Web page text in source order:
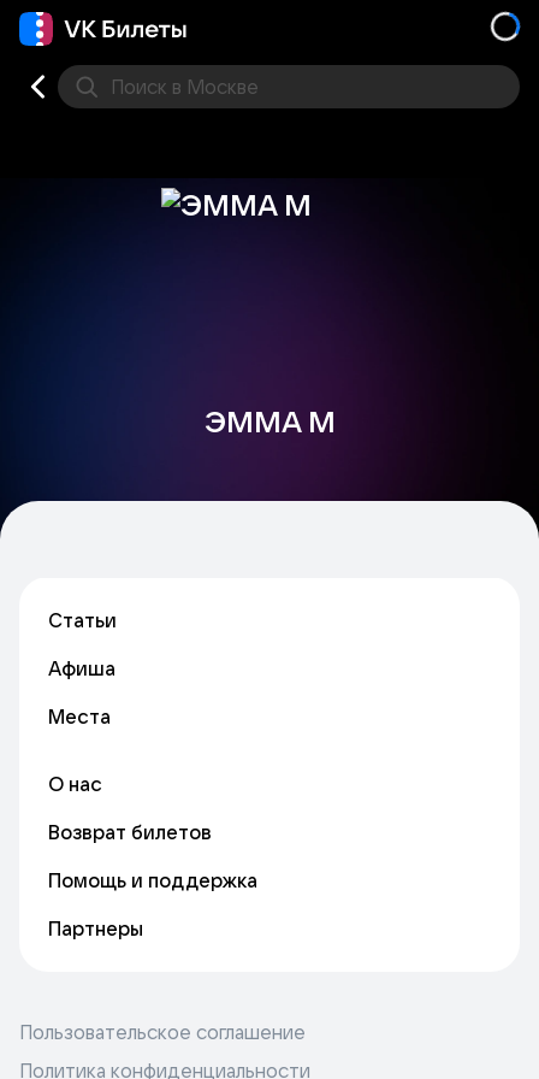
Поиск в Москве
ЭММА М
Статьи
Афиша
Места
О нас
Возврат билетов
Помощь и поддержка
Партнеры
Пользовательское соглашение
Политика конфиденциальности